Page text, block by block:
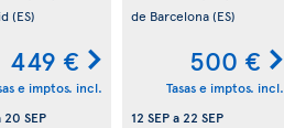
(ES)
449 €
e imptos. incl.
20 SEP
de Barcelona(ES)
500 €
Tasas e imptos. incl.
12 SEPa22 SEP